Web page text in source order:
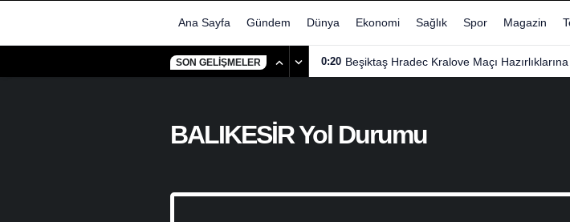
Ana Sayfa Gündem Dünya Ekonomi Sağlık Spor Magazin
SON GELIŞMELER 0:20 Beşiktaş Hradec Kralove Maçı
BALIKESİR Yol Durumu